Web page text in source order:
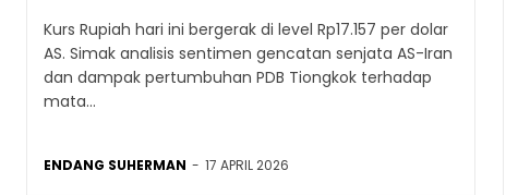
Kurs Rupiah hari ini bergerak di level Rp17.157 per dolar
AS. Simak analisis sentimen gencatan senjata AS-Iran
dan dampak pertumbuhan PDB Tiongkok terhadap
mata...
ENDANG SUHERMAN - 17 APRIL 2026